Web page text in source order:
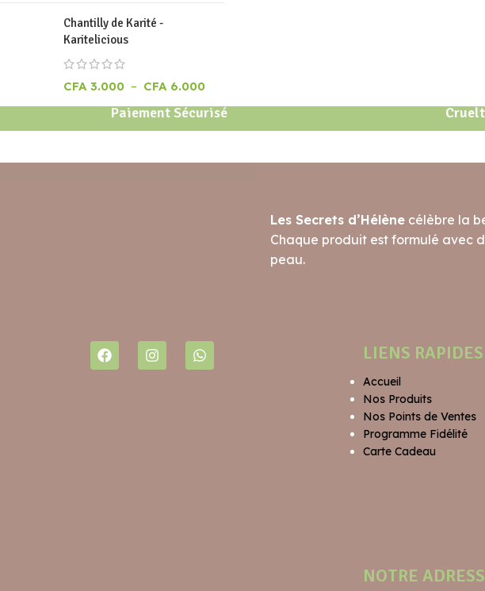
Chantilly de Karité -
Karitelicious
CFA3.000 – CFA6.000
Paiement Sécurisé
Les Secrets d’Hélène célèbre la
Chaque produit est formulé avec
peau.
LIENS RAPIDES
Accueil
Nos Produits
Nos Points de Ventes
Programme Fidélité
Carte Cadeau
NOTRE